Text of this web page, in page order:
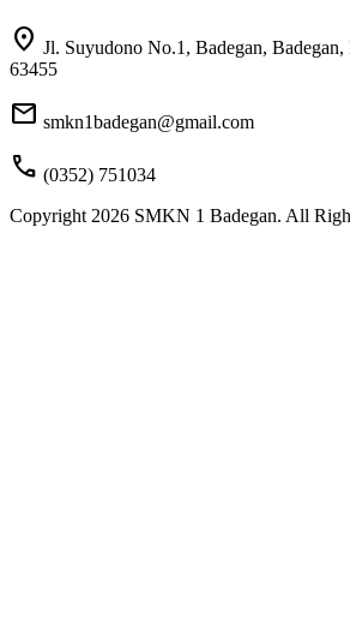
location_on Jl. Suyudono No.1, Badegan,
63455
mail smkn1badegan@gmail.com
call (0352) 751034
Copyright 2026 SMKN 1 Badegan. All